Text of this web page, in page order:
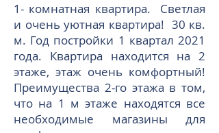
1- комнатная квартира. Светлая
и очень уютная квартира! 30 кв.
м. Год постройки 1 квартал 2021
года. Квартира находится на 2
этаже, этаж очень комфортный!
Преимущества 2-го этажа в том,
что на 1 м этаже находятся все
необходимые магазины для